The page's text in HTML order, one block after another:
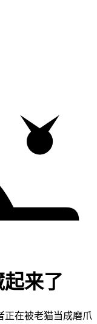
来了
正在被老猫当成磨爪